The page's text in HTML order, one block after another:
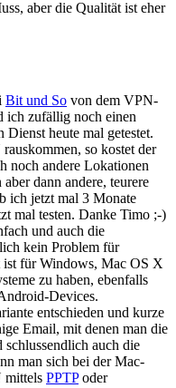
aber die Qualität ist eher
Bit und So von dem VPN-
ich zufällig noch einen
Dienst heute mal getestet.
so kostet der
noch andere Lokationen
dann andere, teurere
ich jetzt mal 3 Monate
mal testen. Danke Timo ;-)
und auch die
kein Problem für
für Windows, Mac OS X
zu haben, ebenfalls
Devices.
entschieden und kurze
Email, mit denen man die
auch die
man sich bei der Mac-
mittels PPTPoder